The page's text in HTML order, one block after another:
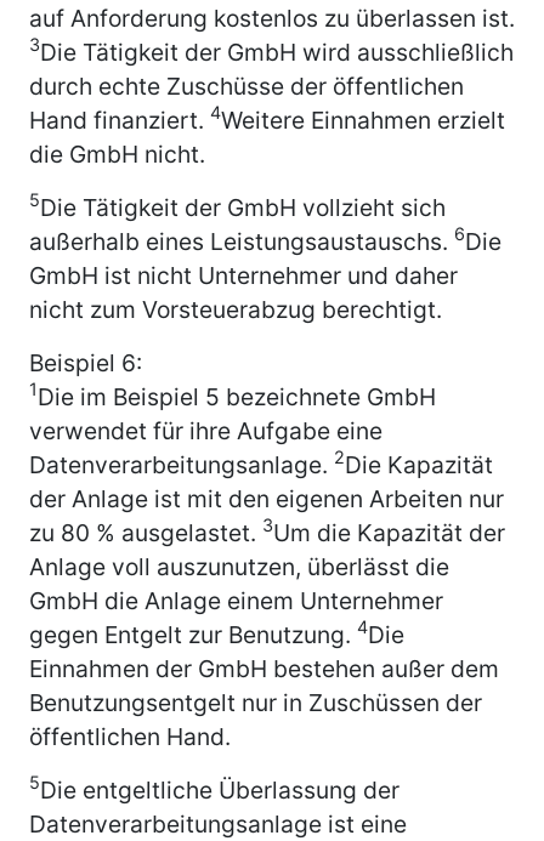
auf Anforderung kostenlos zu überlassen ist.
3Die Tätigkeit der GmbH wird ausschließlich
durch echte Zuschüsse der öffentlichen
Hand finanziert. 4Weitere Einnahmen erzielt
die GmbH nicht.
5Die Tätigkeit der GmbH vollzieht sich
außerhalb eines Leistungsaustauschs. 6Die
GmbH ist nicht Unternehmer und daher
nicht zum Vorsteuerabzug berechtigt.
Beispiel 6:
1Die im Beispiel 5 bezeichnete GmbH
verwendet für ihre Aufgabe eine
Datenverarbeitungsanlage. 2Die Kapazität
der Anlage ist mit den eigenen Arbeiten nur
zu 80 % ausgelastet. 3Um die Kapazität der
Anlage voll auszunutzen, überlässt die
GmbH die Anlage einem Unternehmer
gegen Entgelt zur Benutzung. 4Die
Einnahmen der GmbH bestehen außer dem
Benutzungsentgelt nur in Zuschüssen der
öffentlichen Hand.
5Die entgeltliche Überlassung der
Datenverarbeitungsanlage ist eine